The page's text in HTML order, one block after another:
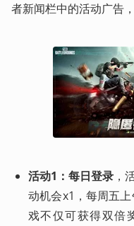
者新闻栏中的活动广告
活动1：每日登录 ，
动机会x1，每周五
戏不仅可获得双倍